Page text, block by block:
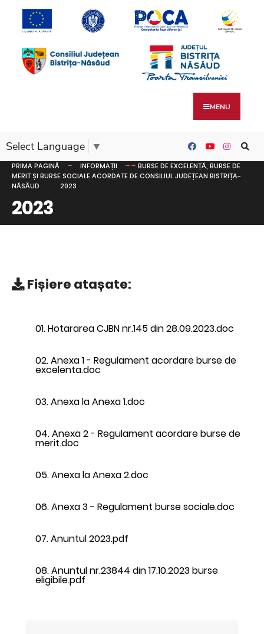
MENU
Select Language ▼
PRIMA PAGINĂ INFORMAȚII
BURSE DE EXCELENȚĂ, BURSE DE
MERIT ȘI BURSE SOCIALE ACORDATE DE CONSILIUL JUDEȚEAN BISTRIȚA-
NĂSĂUD
2023
2023
Fișiere atașate:
01. Hotararea CJBN nr.145 din 28.09.2023.doc
02. Anexa 1 - Regulament acordare burse de
excelenta.doc
03. Anexa la Anexa 1.doc
04. Anexa 2 - Regulament acordare burse de
merit.doc
05. Anexa la Anexa 2.doc
06. Anexa 3 - Regulament burse sociale.doc
07. Anuntul 2023.pdf
08. Anuntul nr.23844 din 17.10.2023 burse
eligibile.pdf